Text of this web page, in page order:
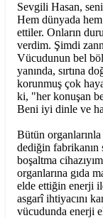
Sevgili Hasan,
Hem dünyada
ettiler. Onların
verdim. Şimdi
Vücudunun bel
yanında, sırtına
korunmuş çok
ki, "her konuşan
Beni iyi dinle ve
Bütün
dediğin fabrikanın
boşaltma
organlarına gıda
elde ettiğin enerji
asgarî ihtiyacını
vücudunda enerji